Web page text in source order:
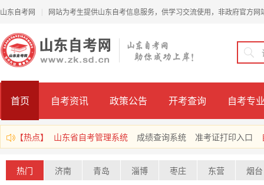
山东自考网 网站为考生提供山东自考信息服务，供学习交流使用，非政府官方
首页 自考资讯 政策公告 开考查询 自考专
【热点】 山东省自考管理系统 成绩查询系统 准考证打印入口
热门 济南 青岛 淄博 枣庄 东营 烟台